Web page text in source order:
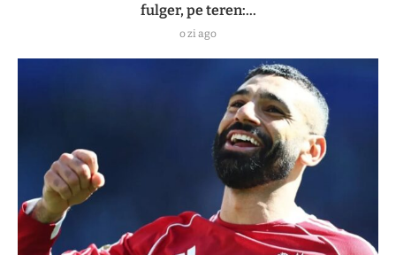
fulger, pe teren:...
o zi ago